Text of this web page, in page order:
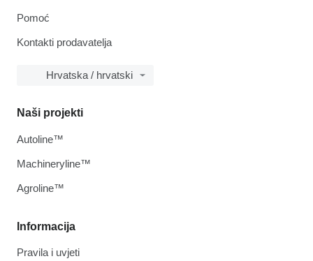
Pomoć
Kontakti prodavatelja
Hrvatska / hrvatski
Informacija
Pravila i uvjeti
Naši projekti
Autoline™
Machineryline™
Agroline™